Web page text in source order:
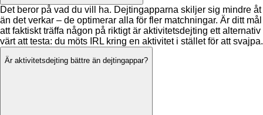
Det beror på vad du vill ha. Dejtingapparna skiljer sig mindre åt
än det verkar – de optimerar alla för fler matchningar. Är ditt mål
att faktiskt träffa någon på riktigt är aktivitetsdejting ett alternativ
värt att testa: du möts IRL kring en aktivitet i stället för att svajpa.
Är aktivitetsdejting bättre än dejtingappar?